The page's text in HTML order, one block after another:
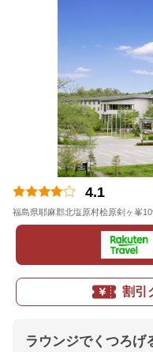
4.1
福島県耶麻郡北塩原村桧原剣ヶ峯
割引
ラウンジでくつろげ